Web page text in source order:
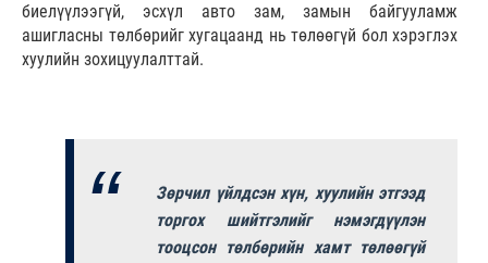
биелүүлээгүй, эсхүл авто зам, замын байгууламж
ашигласны төлбөрийг хугацаанд нь төлөөгүй бол хэрэглэх
хуулийн зохицуулалттай.
Зөрчил үйлдсэн хүн, хуулийн этгээд
торгох шийтгэлийг нэмэгдүүлэн
тооцсон төлбөрийн хамт төлөөгүй